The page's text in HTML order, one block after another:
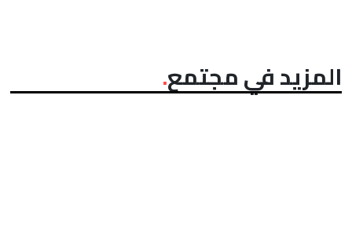
المزيد في مجتمع